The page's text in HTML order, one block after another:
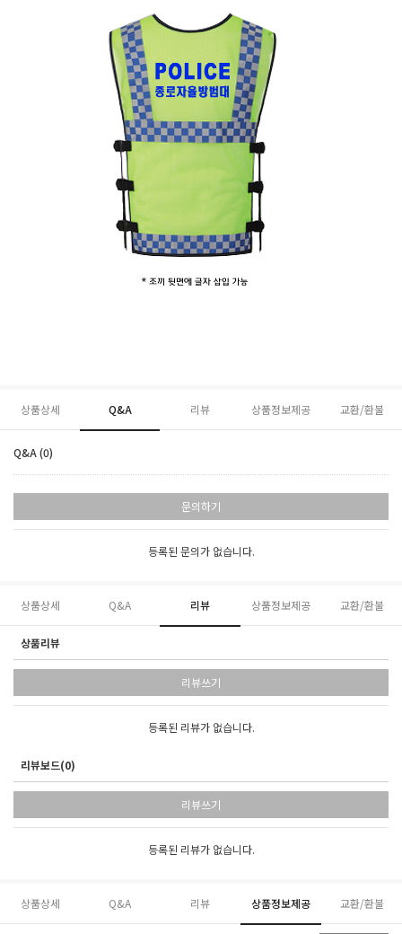
상품상세 Q&A 리뷰 상품정보제공 교환/환불
Q&A (0)
문의하기
등록된 문의가 없습니다.
상품상세 Q&A 리뷰 상품정보제공 교환/환불
상품리뷰
리뷰쓰기
등록된 리뷰가 없습니다.
리뷰보드(0)
리뷰쓰기
등록된 리뷰가 없습니다.
상품상세 Q&A 리뷰 상품정보제공 교환/환불